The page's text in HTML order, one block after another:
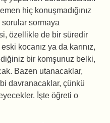
hiç konuşmadığınız
sormaya
özellikle de bir süredir
kocanız ya da karınız,
bir komşunuz belki,
Bazen utanacaklar,
davranacaklar, çünkü
İşte öğreti o